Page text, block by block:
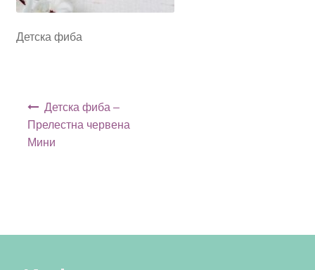
Детска фиба
Детска фиба –
Прелестна червена
Мини